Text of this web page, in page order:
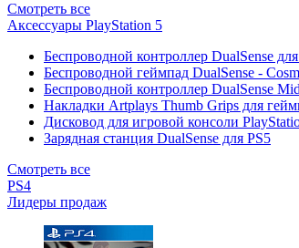
Смотреть все
Аксессуары PlayStation 5
Беспроводной контроллер DualSense
Беспроводной геймпад DualSense -
Беспроводной контроллер DualSense
Накладки Artplays Thumb Grips для
Дисковод для игровой консоли
Зарядная станция DualSense для PS5
Смотреть все
PS4
Лидеры продаж